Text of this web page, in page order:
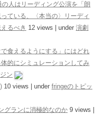
人はリーディング公演を「朗
ている、〈本当の〉リーディ
るべき 12 views under 演劇
食えるようにする」にはどれ
的にシミュレーションしてみ
ン
10 views under fringeのトピッ
グランに消極的なのか 9 views